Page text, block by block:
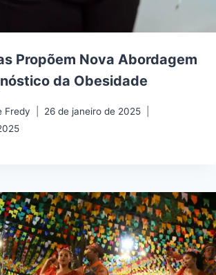
Propõem Nova Abordagem
da Obesidade
Fredy
26 de janeiro de 2025